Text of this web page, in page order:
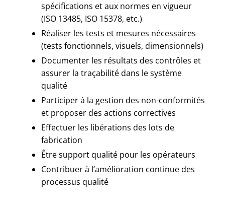
spécifications et aux normes en vigueur
(ISO 13485, ISO 15378, etc.)
Réaliser les tests et mesures nécessaires
(tests fonctionnels, visuels, dimensionnels)
Documenter les résultats des contrôles et
assurer la traçabilité dans le système
qualité
Participer à la gestion des non-conformités
et proposer des actions correctives
Effectuer les libérations des lots de
fabrication
Être support qualité pour les opérateurs
Contribuer à l’amélioration continue des
processus qualité